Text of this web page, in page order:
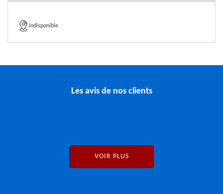
indisponible
Les avis de nos clients
VOIR PLUS